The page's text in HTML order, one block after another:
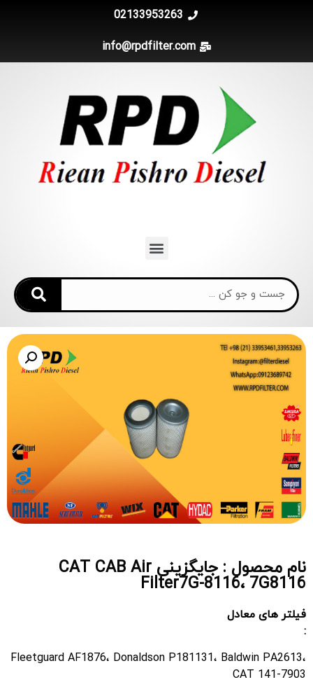
02133953263
info@rpdfilter.com
نام محصول : جایگزینی CAT CAB Air
Filter7G-8116، 7G8116
فیلتر های معادل
:
Fleetguard AF1876، Donaldson P181131، Baldwin PA2613،
CAT 141-7903